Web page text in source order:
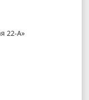
22-А»